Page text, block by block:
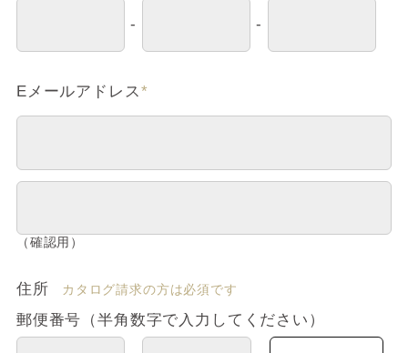
- -
Eメールアドレス*
（確認用）
住所 カタログ請求の方は必須です
郵便番号（半角数字で入力してください）